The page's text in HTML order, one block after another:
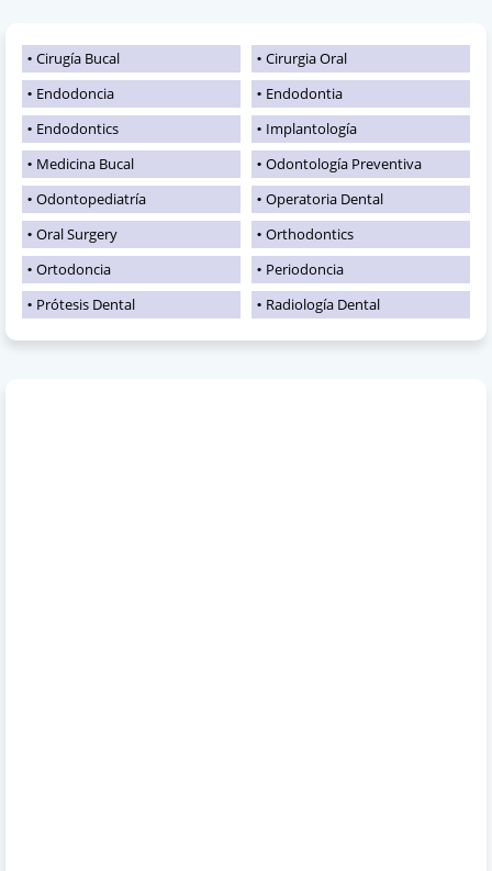
Cirugía Bucal
Cirurgia Oral
Endodoncia
Endodontia
Endodontics
Implantología
Medicina Bucal
Odontología Preventiva
Odontopediatría
Operatoria Dental
Oral Surgery
Orthodontics
Ortodoncia
Periodoncia
Prótesis Dental
Radiología Dental